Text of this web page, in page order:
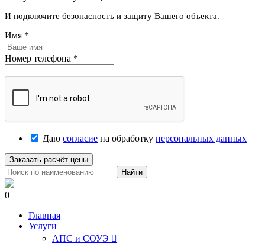
И подключите безопасность и защиту Вашего объекта.
Имя *
Номер телефона *
Даю согласие на обработку персональных данных
Заказать расчёт цены
Найти
0
Главная
Услуги
АПС и СОУЭ 